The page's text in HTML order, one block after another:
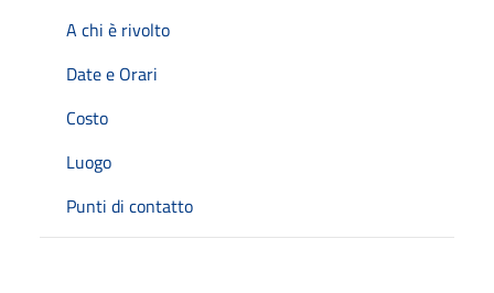
A chi è rivolto
Date e Orari
Costo
Luogo
Punti di contatto